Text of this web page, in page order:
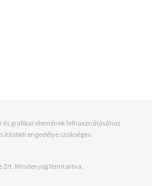
grafikai elemének felhasználásához
írásbeli engedélye szükséges.
Zrt. Minden jog fenntartva.